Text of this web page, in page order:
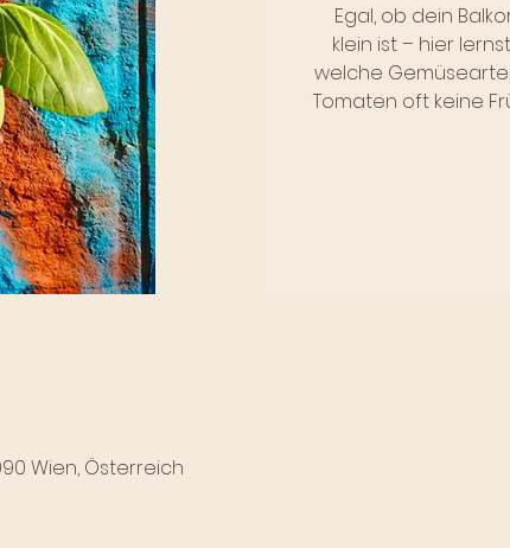
Egal, ob dein
klein ist – hier
welche
Tomaten oft keine
Wien, Österreich